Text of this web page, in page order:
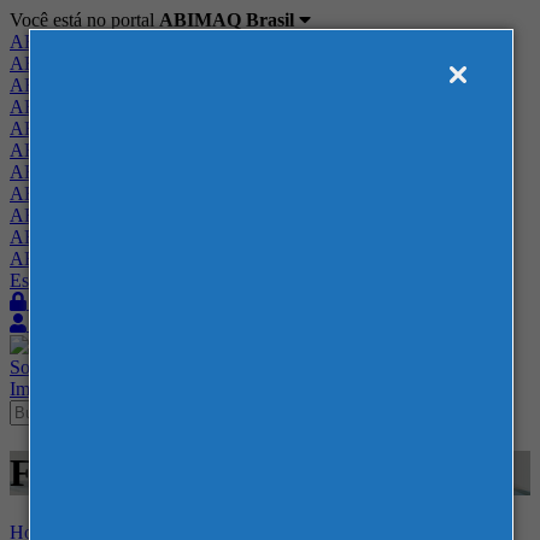
Você está no portal ABIMAQ Brasil
ABIMAQ Brasil
ABIMAQ Minas Gerais
ABIMAQ Norte-Nordeste
ABIMAQ Paraná
ABIMAQ Piracicaba
ABIMAQ Ribeirão Preto
ABIMAQ Rio de Janeiro
ABIMAQ Rio Grande do Sul
ABIMAQ Santa Catarina
ABIMAQ São Paulo
ABIMAQ Vale do Paraíba
Escritório de Relações Governamentais
Sobre
Imprensa
Feiras - Expo Mag - Agrícola
Home